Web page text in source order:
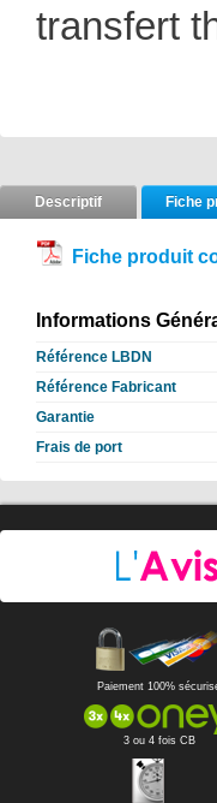
transfert
Descriptif Fiche
Fiche produit
Informations
Référence LBDN
Référence Fabricant
Garantie
Frais de port
Paiement 100%
3 ou 4 fois CB